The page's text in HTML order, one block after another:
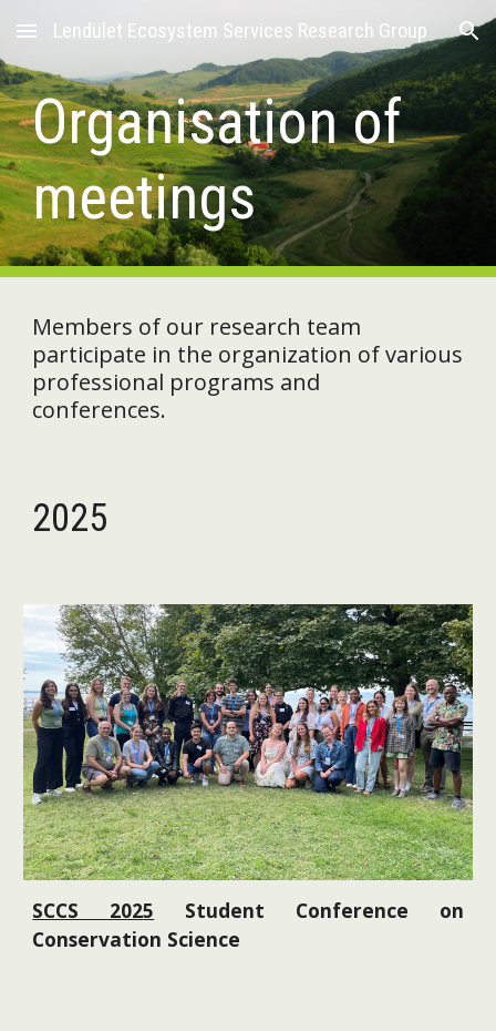
Skip to main content Skip to navigation
Lendület Ecosystem Services Research Group
Organisation of
meetings
Members of our research team
participate in the organization of various
professional programs and
conferences.
2025
SCCS 2025 Student Conference on
Conservation Science